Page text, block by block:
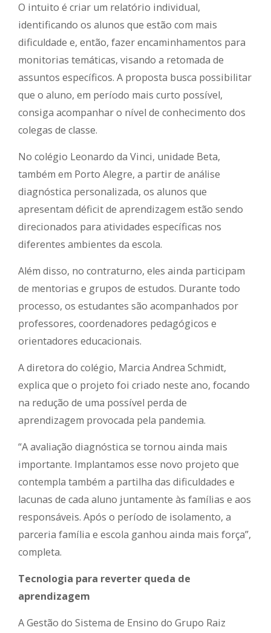
O intuito é criar um relatório individual,
identificando os alunos que estão com mais
dificuldade e, então, fazer encaminhamentos para
monitorias temáticas, visando a retomada de
assuntos específicos. A proposta busca possibilitar
que o aluno, em período mais curto possível,
consiga acompanhar o nível de conhecimento dos
colegas de classe.
No colégio Leonardo da Vinci, unidade Beta,
também em Porto Alegre, a partir de análise
diagnóstica personalizada, os alunos que
apresentam déficit de aprendizagem estão sendo
direcionados para atividades específicas nos
diferentes ambientes da escola.
Além disso, no contraturno, eles ainda participam
de mentorias e grupos de estudos. Durante todo
processo, os estudantes são acompanhados por
professores, coordenadores pedagógicos e
orientadores educacionais.
A diretora do colégio, Marcia Andrea Schmidt,
explica que o projeto foi criado neste ano, focando
na redução de uma possível perda de
aprendizagem provocada pela pandemia.
“A avaliação diagnóstica se tornou ainda mais
importante. Implantamos esse novo projeto que
contempla também a partilha das dificuldades e
lacunas de cada aluno juntamente às famílias e aos
responsáveis. Após o período de isolamento, a
parceria família e escola ganhou ainda mais força”,
completa.
Tecnologia para reverter queda de
aprendizagem
A Gestão do Sistema de Ensino do Grupo Raiz